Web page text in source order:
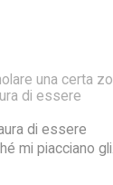
una certa
di essere
di essere
mi piacciano